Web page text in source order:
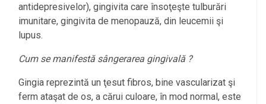
antidepresivelor), gingivita care însoţeşte tulburări
imunitare, gingivita de menopauză, din leucemii şi
lupus.
Cum se manifestă sângerarea gingivală ?
Gingia reprezintă un ţesut fibros, bine vascularizat şi
ferm ataşat de os, a cărui culoare, în mod normal, este